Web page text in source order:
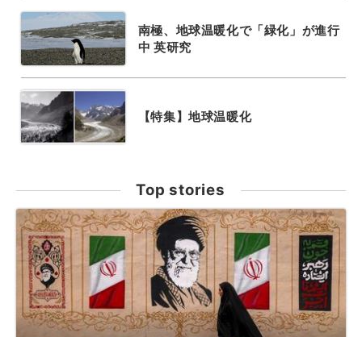
南極、地球温暖化で「緑化」が進行
中 英研究
【特集】地球温暖化
Top stories